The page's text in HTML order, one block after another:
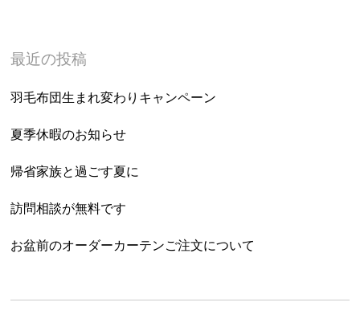
最近の投稿
羽毛布団生まれ変わりキャンペーン
夏季休暇のお知らせ
帰省家族と過ごす夏に
訪問相談が無料です
お盆前のオーダーカーテンご注文について